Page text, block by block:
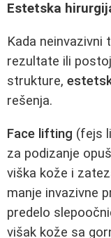
Estetska
Kada neinvazivni
rezultate ili
strukture,
rešenja.
Face lifting (fejs
za podizanje
viška kože i
manje invazivne
predelo
višak kože sa